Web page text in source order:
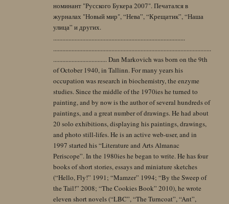
номинант "Русского Букера 2007". Печатался в
журналах "Новый мир", “Нева”, “Крещатик”, “Наша
улица” и других.
......................................................................................
.......................................................................................................
................................... Dan Markovich was born on the 9th
of October 1940, in Tallinn. For many years his
occupation was research in biochemistry, the enzyme
studies. Since the middle of the 1970ies he turned to
painting, and by now is the author of several hundreds of
paintings, and a great number of drawings. He had about
20 solo exhibitions, displaying his paintings, drawings,
and photo still-lifes. He is an active web-user, and in
1997 started his “Literature and Arts Almanac
Periscope”. In the 1980ies he began to write. He has four
books of short stories, essays and miniature sketches
(“Hello, Fly!” 1991; “Mamzer” 1994; “By the Sweep of
the Tail!” 2008; “The Cookies Book” 2010), he wrote
eleven short novels (“LBC”, “The Turncoat”, “Ant”,